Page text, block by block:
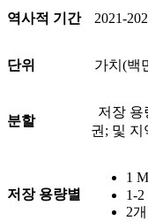
역사적 기간 2021-
단위 가치(백
분할
저장
권; 및 지
저장 용량별
1
1-
2